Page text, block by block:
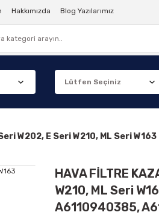
Hakkımızda Blog Yazılarımız
W202, E Seri W210, ML Seri
HAVA FİLTRE
W210, ML Seri
A6110940385,